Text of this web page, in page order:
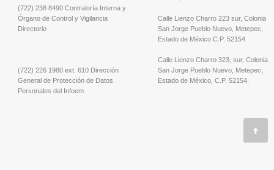
(722) 238 8490 Contraloría Interna y
Órgano de Control y Vigilancia
Directorio
(722) 226 1980 ext. 610 Dirección
General de Protección de Datos
Personales del Infoem
Calle Lienzo Charro 223 sur, Colonia
San Jorge Pueblo Nuevo, Metepec,
Estado de México C.P. 52154
Calle Lienzo Charro 323, sur, Colonia
San Jorge Pueblo Nuevo, Metepec,
Estado de México, C.P. 52154.